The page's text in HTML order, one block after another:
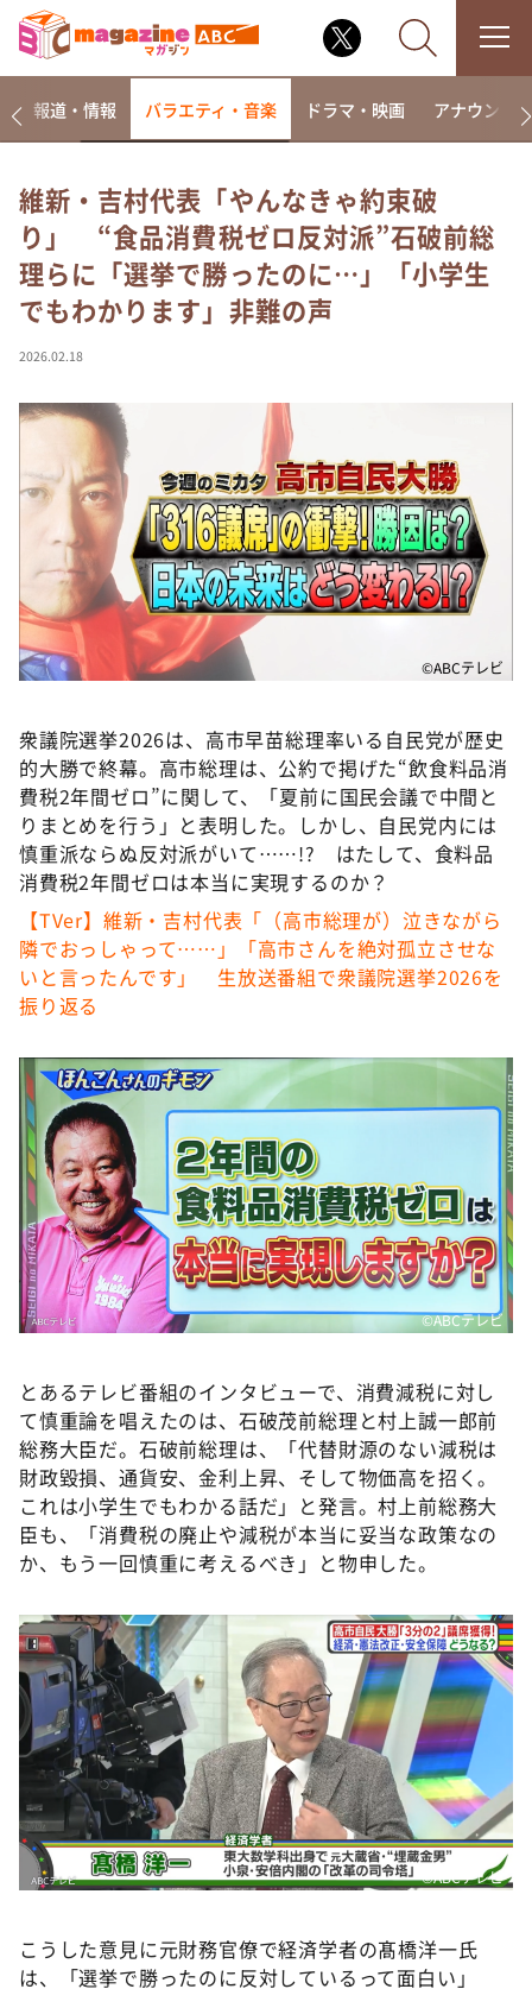
なるみ・岡村の過ぎるTV
相席食堂
これ余談なんですけど・・・
～人生密着トークバラエティ！～ やすとものいたっ
て真剣です
探偵！ナイトスクープ
news おかえり
河合＆A.B.C-Z塚田×福井アナ「なんでやねん！？」
（news おかえり）
DAIGOも台所 ～きょうの献立 何にする？～
本日はダイアンなり！シーズン２
朝だ！生です旅サラダ
教えて！ニュースライブ 正義のミカタ
新婚さんいらっしゃい！
ポツンと一軒家
ザキ山小屋本館
ぺこぱのまるスポ
アナ回覧板
報道・情報 バラエティ・音楽 ドラマ・映画 アナウンサー
維新・吉村代表「やんなきゃ約束破
り」 “食品消費税ゼロ反対派”石破前総
理らに「選挙で勝ったのに…」「小学生
でもわかります」非難の声
2026.02.18
©ABCテレビ
衆議院選挙2026は、高市早苗総理率いる自民党が歴史
的大勝で終幕。高市総理は、公約で掲げた“飲食料品消
費税2年間ゼロ”に関して、「夏前に国民会議で中間と
りまとめを行う」と表明した。しかし、自民党内には
慎重派ならぬ反対派がいて……!? はたして、食料品
消費税2年間ゼロは本当に実現するのか？
【TVer】維新・吉村代表「（高市総理が）泣きながら
隣でおっしゃって……」「高市さんを絶対孤立させな
いと言ったんです」 生放送番組で衆議院選挙2026を
振り返る
©ABCテレビ
とあるテレビ番組のインタビューで、消費減税に対し
て慎重論を唱えたのは、石破茂前総理と村上誠一郎前
総務大臣だ。石破前総理は、「代替財源のない減税は
財政毀損、通貨安、金利上昇、そして物価高を招く。
これは小学生でもわかる話だ」と発言。村上前総務大
臣も、「消費税の廃止や減税が本当に妥当な政策なの
か、もう一回慎重に考えるべき」と物申した。
©ABCテレビ
こうした意見に元財務官僚で経済学者の髙橋洋一氏
は、「選挙で勝ったのに反対しているって面白い」